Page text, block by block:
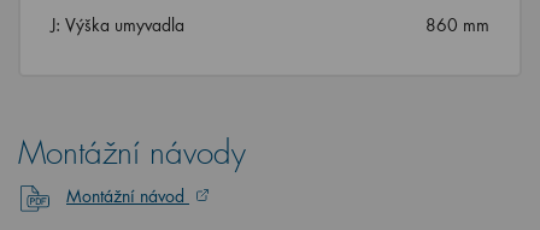
J: Výška umyvadla
860 mm
Montážní návody
Montážní návod